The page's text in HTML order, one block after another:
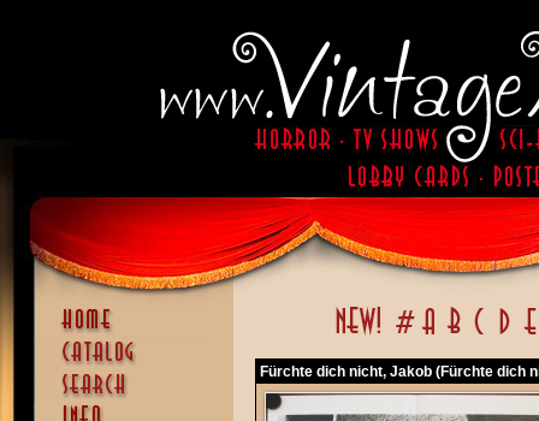
Fürchte dich nicht, Jakob (Fürchte dich